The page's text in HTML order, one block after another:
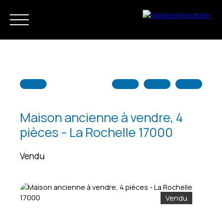
Accueil Acheter Louer Vendre Notre agence
Maison ancienne à vendre, 4
pièces - La Rochelle 17000
Vendu
Vendu